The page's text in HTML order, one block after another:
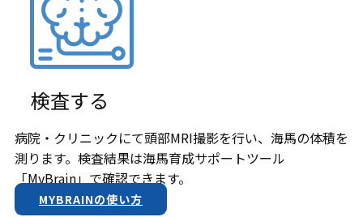
検査する
病院・クリニックにて頭部MRI撮影を行い、海馬の体積を
測ります。検査結果は​海馬育成サポートツール
「MyBrain」で確認できます。
MYBRAINの使い方